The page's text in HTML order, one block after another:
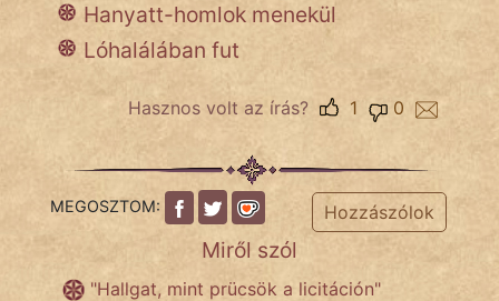
mikkamakka
vörös ördög
NapHold
Név nélkül
pszichopati
Hanyatt-homlok menekül
Lóhalálában fut
Hasznos volt az írás? 0
1
MEGOSZTOM: Hozzászólok
Miről szól
"Hallgat, mint prücsök a licitáción"